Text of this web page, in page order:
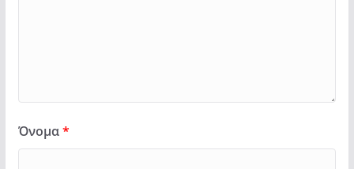
Όνομα*